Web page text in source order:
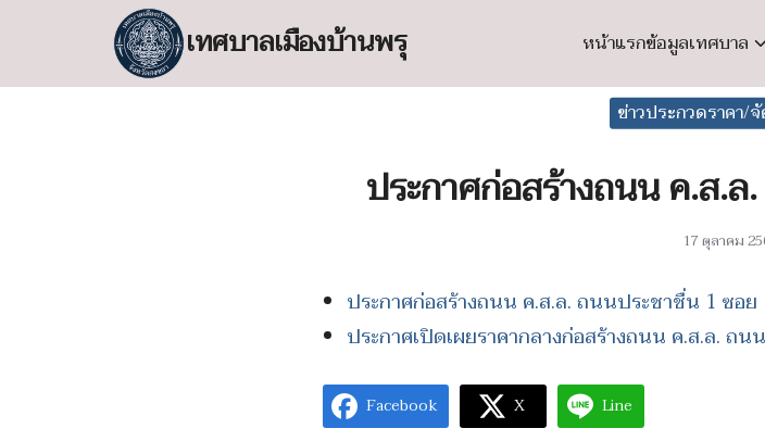
เทศบาลเมืองบ้านพรุ หน้าแรกข้อมูลเทศบาล
Search
ข่าวประกวดราคา/
ประกาศก่อสร้างถนน ค.ส.
17 ตุลาคม
ประกาศก่อสร้างถนน ค.ส.ล. ถนนประชาชื่น 1 ซอย
ประกาศเปิดเผยราคากลางก่อสร้างถนน ค.ส.ล. ถ
Facebook X Line